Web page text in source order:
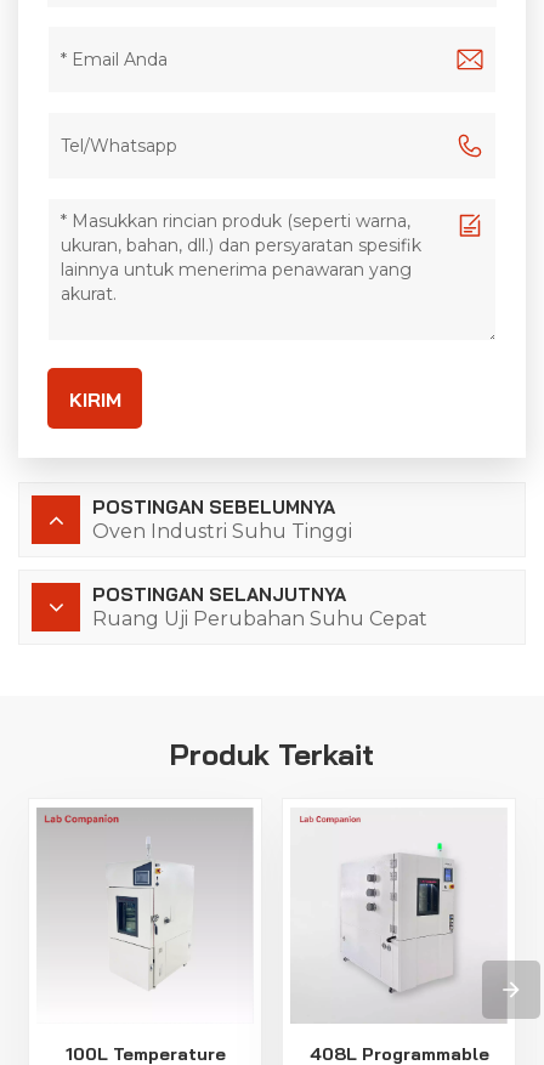
KIRIM
POSTINGAN SEBELUMNYA
Oven Industri Suhu Tinggi
POSTINGAN SELANJUTNYA
Ruang Uji Perubahan Suhu Cepat
Produk Terkait
100L Temperature
408L Programmable